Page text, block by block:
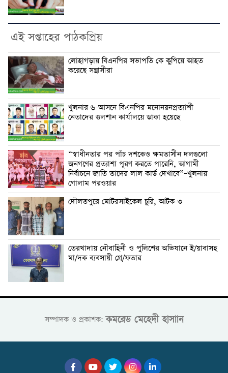
এই সপ্তাহের পাঠকপ্রিয়
লোহাগড়ায় বিএনপির সভাপতি কে কুপিয়ে আহত
করেছে সন্ত্রাসীরা
খুলনার ৬-আসনে বিএনপির মনোনয়নপ্রত্যাশী
নেতাদের গুলশান কার্যালয়ে ডাকা হয়েছে
“স্বাধীনতার পর পাঁচ দশকেও ক্ষমতাসীন দলগুলো
জনগণের প্রত্যাশা পূরণ করতে পারেনি, আগামী
নির্বাচনে জাতি তাদের লাল কার্ড দেখাবে”–খুলনায়
গোলাম পরওয়ার
দৌলতপুরে মোটরসাইকেল চুরি, আটক-৩
তেরখাদায় নৌবাহিনী ও পুলিশের অভিযানে ই/য়াবাসহ
মা/দক ব্যবসায়ী গ্রে/ফতার
সম্পাদক ও প্রকাশক:কমরেড মেহেদী হাসাান